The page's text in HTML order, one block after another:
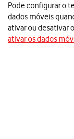
Pode configurar o
dados móveis
ativar ou desativar
ativar os dados